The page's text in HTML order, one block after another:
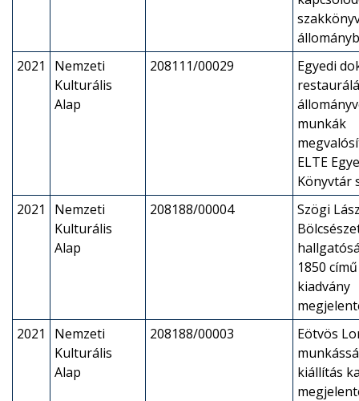
2021
Nemzeti
Kulturális
Alap
208111/00029
Egyedi
munkák
ELTE
Könyvtár
2021
Nemzeti
Kulturális
Alap
208188/00004
Szögi
1850
kiadvány
2021
Nemzeti
Kulturális
Alap
208188/00003
Eötvös
kiállítás